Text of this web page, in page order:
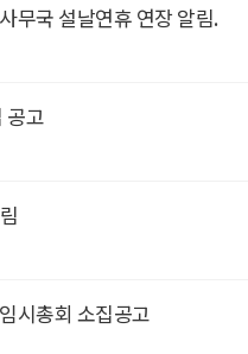
무국 설날연휴 연장 알림.
공고
시총회 소집공고